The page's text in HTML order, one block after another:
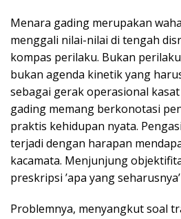
Menara gading merupakan
menggali nilai-nilai di tengah
kompas perilaku. Bukan
bukan agenda kinetik yang
sebagai gerak operasional
gading memang berkonotasi
praktis kehidupan nyata.
terjadi dengan harapan
kacamata. Menjunjung
preskripsi ’apa yang
Problemnya, menyangkut soal